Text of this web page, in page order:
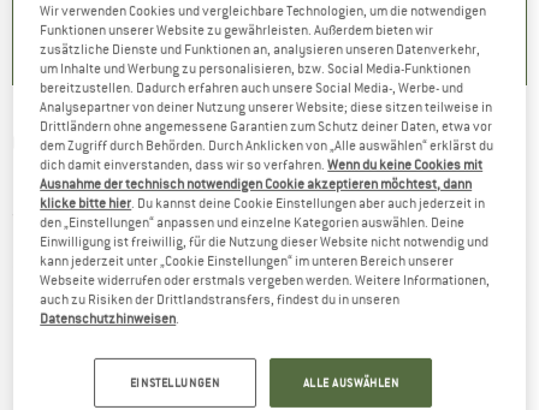
)
4.6(71)
4.7(48)
OAKLEY -Holbrook Prizm Polarized S3 (VLT
12%) - Sonnenbrille
(0)
Wir verwenden Cookies und vergleichbare Technologien, um die notwendigen
Funktionen unserer Website zu gewährleisten. Außerdem bieten wir
zusätzliche Dienste und Funktionen an, analysieren unseren Datenverkehr,
um Inhalte und Werbung zu personalisieren, bzw. Social Media-Funktionen
bereitzustellen. Dadurch erfahren auch unsere Social Media-, Werbe- und
Analysepartner von deiner Nutzung unserer Website; diese sitzen teilweise in
Drittländern ohne angemessene Garantien zum Schutz deiner Daten, etwa vor
dem Zugriff durch Behörden. Durch Anklicken von „Alle auswählen“ erklärst du
dich damit einverstanden, dass wir so verfahren.Wenn du keine Cookies mit
Ausnahme der technisch notwendigen Cookie akzeptieren möchtest, dann
klicke bitte hier . Du kannst deine Cookie Einstellungen aber auch jederzeit in
den „Einstellungen“ anpassen und einzelne Kategorien auswählen. Deine
Einwilligung ist freiwillig, für die Nutzung dieser Website nicht notwendig und
kann jederzeit unter „Cookie Einstellungen“ im unteren Bereich unserer
Webseite widerrufen oder erstmals vergeben werden. Weitere Informationen,
auch zu Risiken der Drittlandstransfers, findest du in unseren
Datenschutzhinweisen
EINSTELLUNGEN ALLE AUSWÄHLEN